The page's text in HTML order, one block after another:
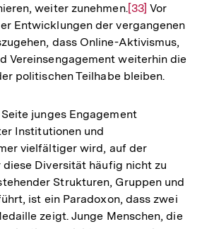
weiter zunehmen.Zur
Auflösung
der
Fußnote
[33] Vor
Entwicklungen der vergangenen
dass Online-Aktivismus,
Vereinsengagement weiterhin die
politischen Teilhabe bleiben.
junges Engagement
Institutionen und
vielfältiger wird, auf der
Diversität häufig nicht zu
Strukturen, Gruppen und
ist ein Paradoxon, dass zwei
zeigt. Junge Menschen, die